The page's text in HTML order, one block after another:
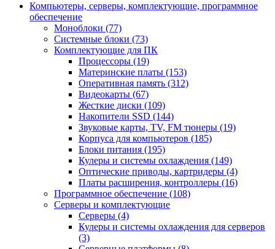
Компьютеры, серверы, комплектующие, программное
обеспечение
Моноблоки (77)
Системные блоки (73)
Комплектующие для ПК
Процессоры (19)
Материнские платы (153)
Оперативная память (312)
Видеокарты (67)
Жесткие диски (109)
Накопители SSD (144)
Звуковые карты, TV, FM тюнеры (19)
Корпуса для компьютеров (185)
Блоки питания (195)
Кулеры и системы охлаждения (149)
Оптические приводы, картридеры (4)
Платы расширения, контроллеры (16)
Программное обеспечение (108)
Серверы и комплектующие
Серверы (4)
Кулеры и системы охлаждения для серверов
(3)